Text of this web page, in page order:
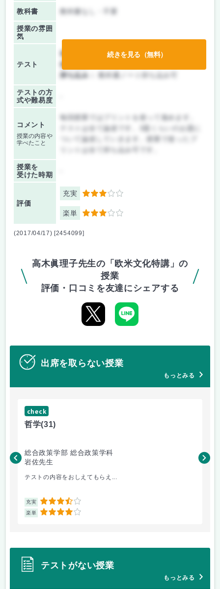
教科書 教科書なし・不要
授業の雰囲
気
テスト
前期/中間：
テストのみ
後期/期末：
持ち込み：
教科書ノート持ち込み可
テストの方
式や難易度
コメント
授業の内容や
学べたこと
毎回授業ではプリントを使って進めます。
テストは全て論述です。3題くらいのお題に
ついて論述していきます。授業で使ったプ
授業を
受けた時期
評価
充実 3
楽単 3
続きを見る（無料）
(2017/04/17) [2454099]
高木眞理子先生の「欧米文化特講」の
授業
評価・口コミを友達にシェアする
出席を取らない授業
もっとみる
check
哲学(31)
総合政策学部 総合政策学科
岩佐先生
テストの内容をおしえてもらえ...
充実 3.5
楽単 4
長
テストがない授業
もっとみる